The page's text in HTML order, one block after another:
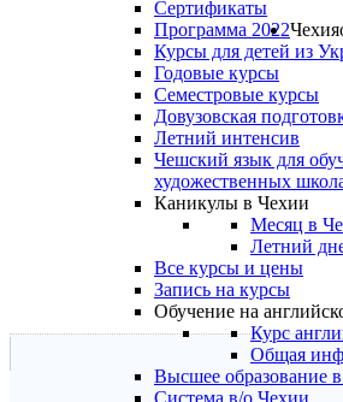
Сертификаты
Программа 2022
Курсы для детей из
Годовые курсы
Семестровые курсы
Довузовская
Летний интенсив
Чешский язык для
художественных
Каникулы в Чехии
Месяц в
Летний
Все курсы и цены
Запись на курсы
Обучение на
Курс
Общая
Высшее образование
Система в/о Чехии
Чехия